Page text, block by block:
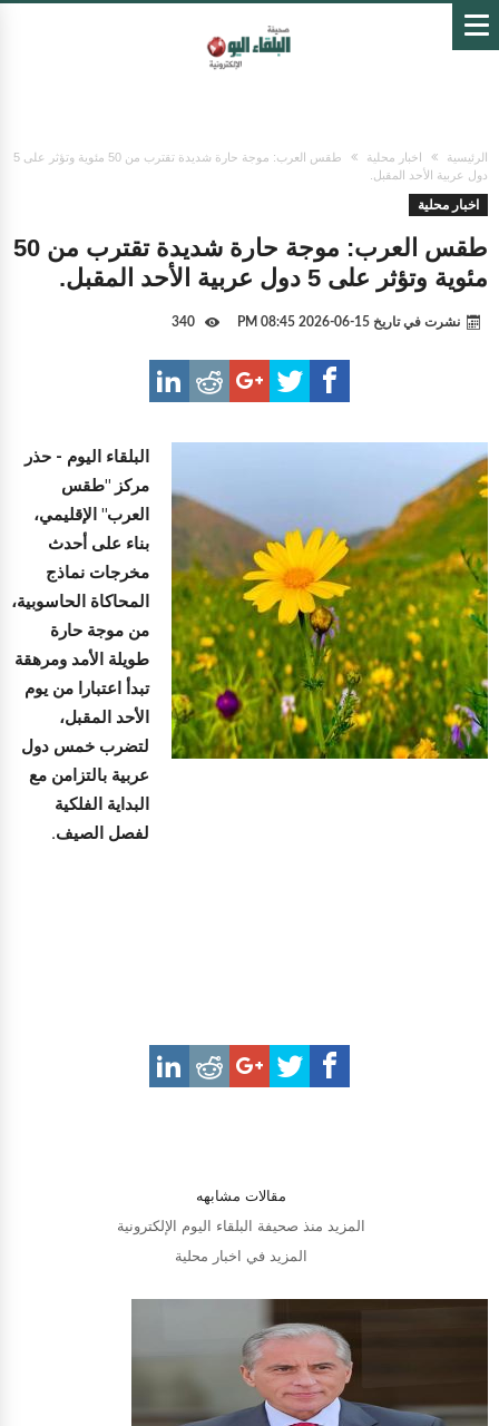
الرئيسية اخبار محلية
طقس العرب: موجة حارة شديدة تقترب من 50 مئوية وتؤثر على 5
دول عربية الأحد المقبل.
اخبار محلية
طقس العرب: موجة حارة شديدة تقترب من 50
مئوية وتؤثر على 5 دول عربية الأحد المقبل.
نشرت في تاريخ 15-06-2026 08:45 PM
البلقاء اليوم - حذر
مركز "طقس
العرب" الإقليمي،
بناء على أحدث
مخرجات نماذج
المحاكاة الحاسوبية،
من موجة حارة
طويلة الأمد ومرهقة
تبدأ اعتبارا من يوم
الأحد المقبل،
لتضرب خمس دول
عربية بالتزامن مع
البداية الفلكية
لفصل الصيف.
مقالات مشابهه
المزيد منذ صحيفة البلقاء اليوم الإلكترونية
المزيد في اخبار محلية